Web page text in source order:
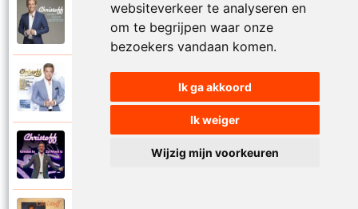
websiteverkeer te analyseren en
om te begrijpen waar onze
bezoekers vandaan komen.
Ik ga akkoord
Ik weiger
Wijzig mijn voorkeuren
Christoff
Ogen weer geopend
Christoff en Florian Silbereisen
Omdat ie zo mooi is
Omdat ie zo mooi is